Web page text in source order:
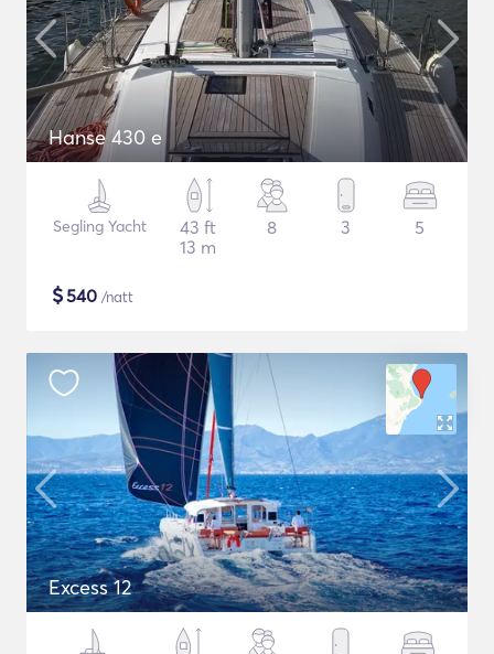
Hanse 430 e
Segling Yacht
43 ft
13 m
8 3 5
$540 /natt
Excess 12